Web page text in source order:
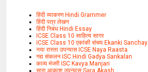
हिंदी व्याकरण Hindi Grammer
हिंदी पत्र लेखन
हिंदी निबंध Hindi Essay
ICSE Class 10 साहित्य सागर
ICSE Class 10 एकांकी संचय Ekanki Sanchay
नया रास्ता उपन्यास ICSE Naya Raasta
गद्य संकलन ISC Hindi Gadya Sankalan
काव्य मंजरी ISC Kavya Manjari